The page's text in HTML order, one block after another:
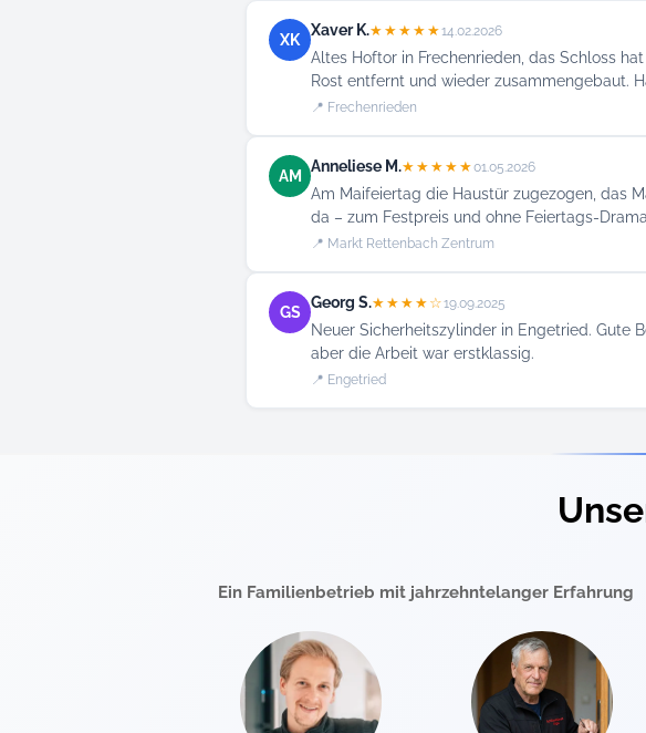
XK
Xaver K.★★★★★14.02.2026
Altes Hoftor in Frechenrieden, das Schloss
Rost entfernt und wieder zusammengebaut.
📍 Frechenrieden
AM
Anneliese M.★★★★★01.05.2026
Am Maifeiertag die Haustür zugezogen, das
da – zum Festpreis und ohne Feiertags-
📍 Markt Rettenbach Zentrum
GS
Georg S.★★★★☆19.09.2025
Neuer Sicherheitszylinder in Engetried. Gute
aber die Arbeit war erstklassig.
📍 Engetried
Ein Familienbetrieb mit jahrzehntelanger Erfahrung